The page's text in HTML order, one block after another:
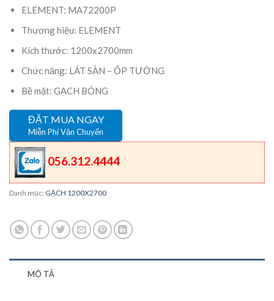
ELEMENT: MA72200P
Thương hiệu: ELEMENT
Kích thước: 1200x2700mm
Chức năng: LÁT SÀN – ỐP TƯỜNG
Bề mặt: GẠCH BÓNG
ĐẶT MUA NGAY
Miễn Phí Vận Chuyển
056.312.4444
Danh mục: GẠCH 1200X2700
MÔ TẢ